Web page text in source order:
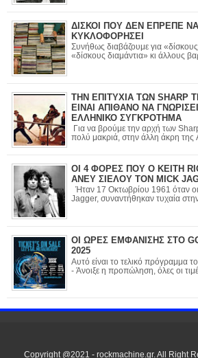
ΔΙΣΚΟΙ ΠΟΥ ΔΕΝ ΕΠΡΕΠΕ
ΚΥΚΛΟΦΟΡΗΣΕΙ
Συνήθως διαβάζουμε για
«δίσκους διαμάντια» κι άλλους
ΤΗΝ ΕΠΙΤΥΧΙΑ ΤΩΝ SHARP
ΕΙΝΑΙ ΑΠΙΘΑΝΟ ΝΑ
ΕΛΛΗΝΙΚΟ ΣΥΓΚΡΟΤΗΜΑ
Για να βρούμε την αρχή των Sharp Ties, πρέπει να πάμε
πολύ μακριά, στην άλλη άκρη της
ΟΙ 4 ΦΟΡΕΣ ΠΟΥ Ο KEITH
ΑΝΕΥ ΣΙΕΛΟΥ ΤΟΝ MICK
Ήταν 17 Οκτωβρίου 1961 όταν οι Keith Richards και Mick
Jagger, συναντήθηκαν τυχαία
ΟΙ ΩΡΕΣ ΕΜΦΑΝΙΣΗΣ ΣΤΟ
2025
Αυτό είναι το τελικό πρόγραμμα του Golden R. Festival
- Άνοιξε η προπώληση, όλες οι
Copyright @2021 - rockmachine.gr. All Right